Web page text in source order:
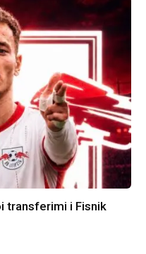
transferimi i Fisnik